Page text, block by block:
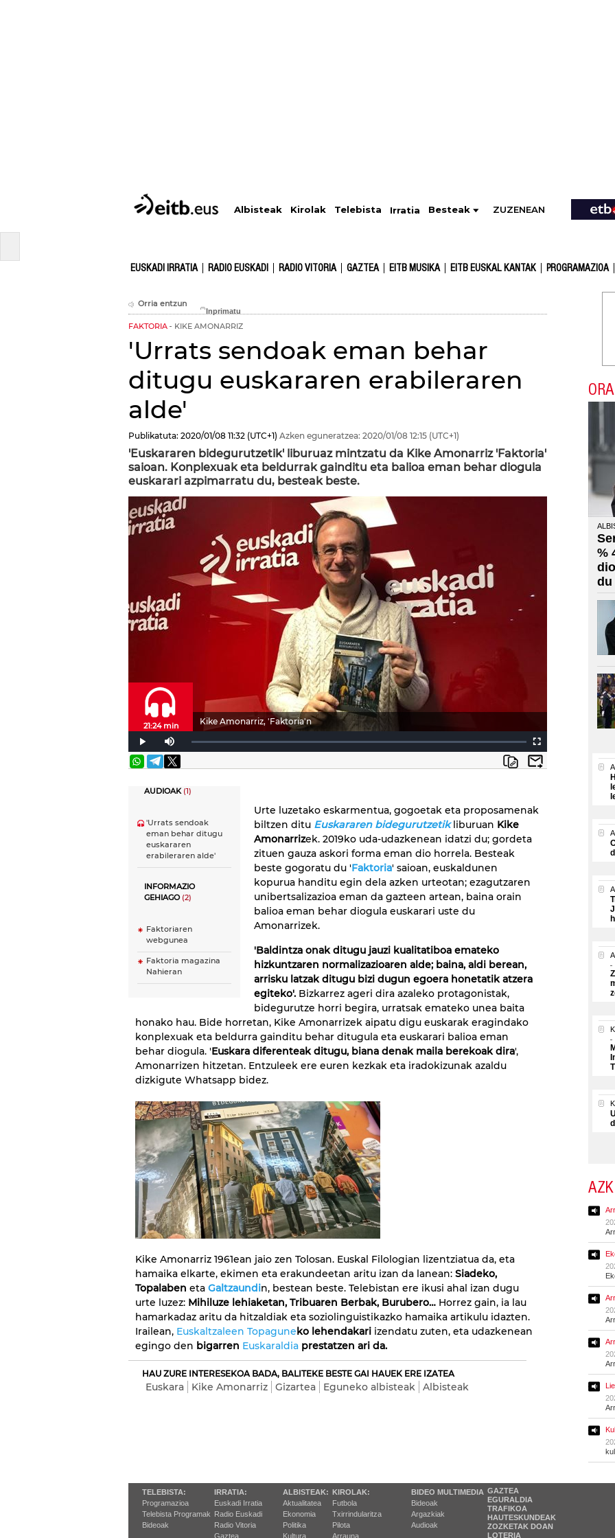
Albisteak Kirolak Telebista Irratia Besteak ZUZENEAN
EUSKADI IRRATIA RADIO EUSKADI RADIO VITORIA GAZTEA EITB MUSIKA EITB EUSKAL KANTAK PROGRAMAZIOA
Orria entzun
FAKTORIA KIKE AMONARRIZ
'Urrats sendoak eman behar
ditugu euskararen erabileraren
alde'
Publikatuta: 2020/01/08 11:32 (UTC+1) Azken eguneratzea: 2020/01/08 12:15 (UTC+1)
'Euskararen bidegurutzetik' liburuaz mintzatu da Kike Amonarriz 'Faktoria'
saioan. Konplexuak eta beldurrak gainditu eta balioa eman behar diogula
euskarari azpimarratu du, besteak beste.
Kike Amonarriz, 'Faktoria'n
21:24 min
AUDIOAK(1)
'Urrats sendoak
eman behar ditugu
euskararen
erabileraren alde'
INFORMAZIO
GEHIAGO(2)
Faktoriaren
webgunea
Faktoria magazina
Nahieran
Urte luzetako eskarmentua, gogoetak eta proposamenak
biltzen ditu Euskararen bidegurutzetikliburuan Kike
Amonarrizek. 2019ko uda-udazkenean idatzi du; gordeta
zituen gauza askori forma eman dio horrela. Besteak
beste gogoratu du 'Faktoria' saioan, euskaldunen
kopurua handitu egin dela azken urteotan; ezagutzaren
unibertsalizazioa eman da gazteen artean, baina orain
balioa eman behar diogula euskarari uste du
Amonarrizek.
'Baldintza onak ditugu jauzi kualitatiboa emateko
hizkuntzaren normalizazioaren alde; baina, aldi berean,
arrisku latzak ditugu bizi dugun egoera honetatik atzera
egiteko'. Bizkarrez ageri dira azaleko protagonistak,
bidegurutze horri begira, urratsak emateko unea baita
honako hau. Bide horretan, Kike Amonarrizek aipatu digu euskarak eragindako
konplexuak eta beldurra gainditu behar ditugula eta euskarari balioa eman
behar diogula. 'Euskara diferenteak ditugu, biana denak maila berekoak dira',
Amonarrizen hitzetan. Entzuleek ere euren kezkak eta iradokizunak azaldu
dizkigute Whatsapp bidez.
Kike Amonarriz 1961ean jaio zen Tolosan. Euskal Filologian lizentziatua da, eta
hamaika elkarte, ekimen eta erakundeetan aritu izan da lanean: Siadeko,
Topalaben eta Galtzaundin, bestean beste. Telebistan ere ikusi ahal izan dugu
urte luzez: Mihiluze lehiaketan, Tribuaren Berbak, Burubero… Horrez gain, ia lau
hamarkadaz aritu da hitzaldiak eta soziolinguistikazko hamaika artikulu idazten.
Irailean, Euskaltzaleen Topaguneko lehendakari izendatu zuten, eta udazkenean
egingo den bigarren Euskaraldia prestatzen ari da.
HAU ZURE INTERESEKOA BADA, BALITEKE BESTE GAI HAUEK ERE IZATEA
Euskara Kike Amonarriz Gizartea Eguneko albisteak Albisteak
%
du
TELEBISTA:
Programazioa
Telebista Programak
Bideoak
IRRATIA:
Euskadi Irratia
Radio Euskadi
Radio Vitoria
Gaztea
ALBISTEAK:
Aktualitatea
Ekonomia
Politika
Kultura
KIROLAK:
Futbola
Txirrindularitza
Pilota
Arrauna
BIDEO MULTIMEDIA
Bideoak
Argazkiak
Audioak
GAZTEA
EGURALDIA
TRAFIKOA
HAUTESKUNDEAK
ZOZKETAK DOAN
LOTERIA